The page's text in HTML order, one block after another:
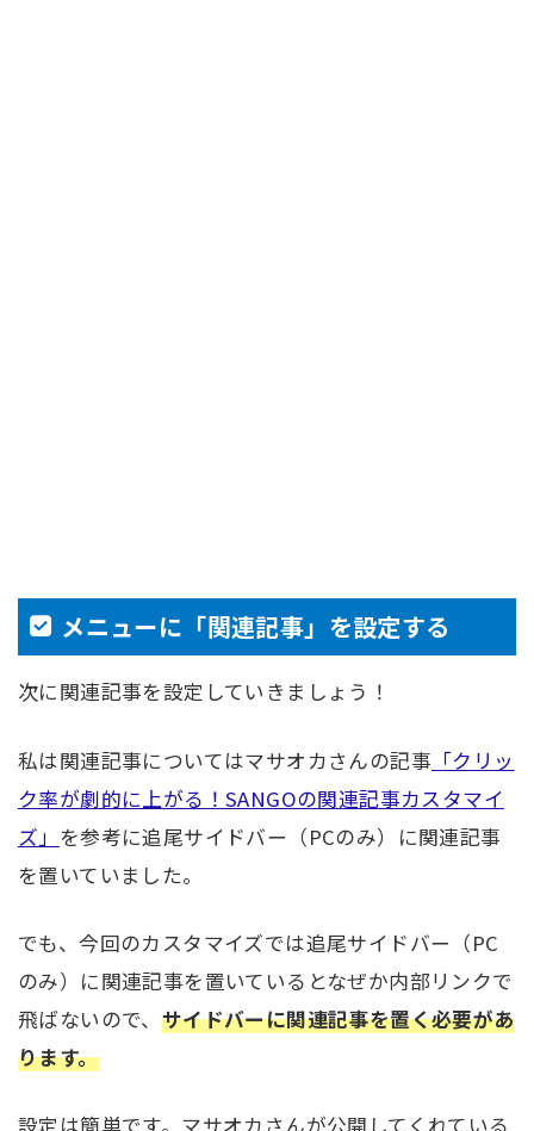
メニューに「関連記事」を設定する
次に関連記事を設定していきましょう！
私は関連記事についてはマサオカさんの記事 「クリッ
ク率が劇的に上がる！SANGOの関連記事カスタマイ
ズ」 を参考に追尾サイドバー（PCのみ）に関連記事
を置いていました。
でも、今回のカスタマイズでは追尾サイドバー（PC
のみ）に関連記事を置いているとなぜか内部リンクで
飛ばないので、 サイドバーに関連記事を置く必要があ
ります。
設定は簡単です。マサオカさんが公開してくれている